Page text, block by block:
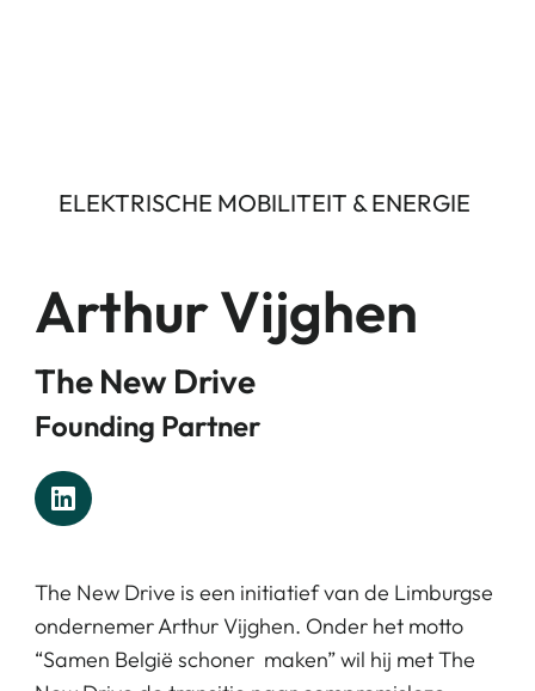
ELEKTRISCHE MOBILITEIT & ENERGIE
Arthur Vijghen
The New Drive
Founding Partner
The New Drive is een initiatief van de Limburgse
ondernemerArthur Vijghen. Onder het motto
“Samen België schoner maken” wil hij met The